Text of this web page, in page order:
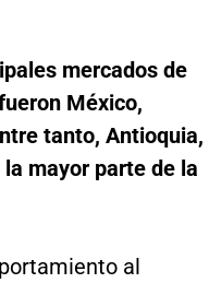
mercados de
México,
tanto, Antioquia,
mayor parte de la
al